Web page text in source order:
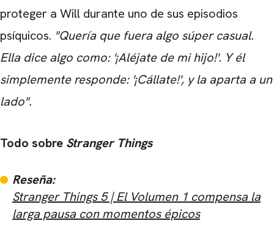
proteger a Will durante uno de sus episodios
psíquicos. "Quería que fuera algo súper casual.
Ella dice algo como: '¡Aléjate de mi hijo!'. Y él
simplemente responde: '¡Cállate!', y la aparta a un
lado".
Todo sobre Stranger Things
Reseña:
Stranger Things 5 ​​| El Volumen 1 compensa la
larga pausa con momentos épicos